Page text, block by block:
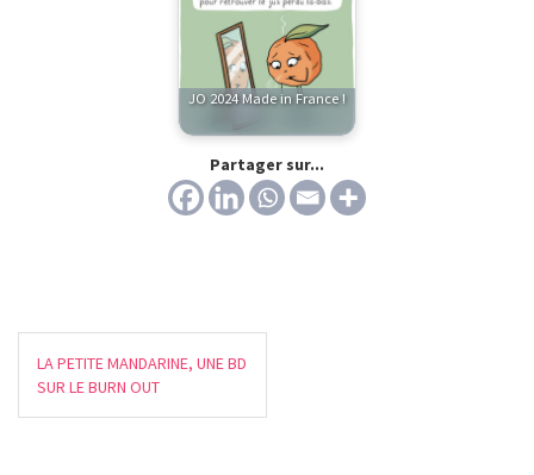
JO 2024 Made in France !
Partager sur...
LA PETITE MANDARINE, UNE BD
SUR LE BURN OUT